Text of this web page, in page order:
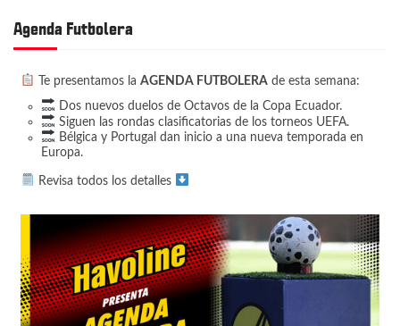
Agenda Futbolera
Te presentamos la AGENDA FUTBOLERAde esta semana:
Dos nuevos duelos de Octavos de la Copa Ecuador.
Siguen las rondas clasificatorias de los torneos UEFA.
Bélgica y Portugal dan inicio a una nueva temporada en
Europa.
Revisa todos los detalles